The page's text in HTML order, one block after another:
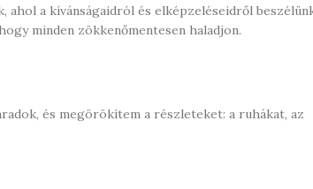
a kívánságaidról és elképzeléseidről
minden zökkenőmentesen haladjon.
és megörökítem a részleteket: a ruhákat, az